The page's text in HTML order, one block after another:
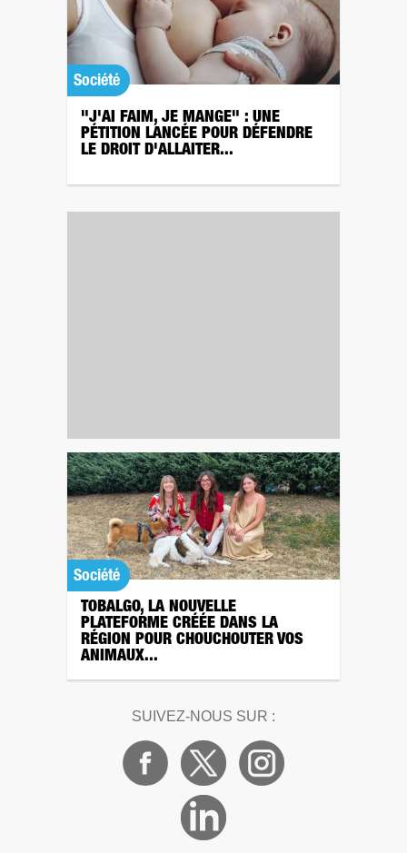
Société
"J'AI FAIM, JE MANGE" : UNE
PÉTITION LANCÉE POUR DÉFENDRE
LE DROIT D'ALLAITER...
Société
TOBALGO, LA NOUVELLE
PLATEFORME CRÉÉE DANS LA
RÉGION POUR CHOUCHOUTER VOS
ANIMAUX...
SUIVEZ-NOUS SUR :